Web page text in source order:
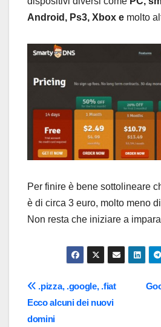
Android, Ps3, Xbox e molto
Per finire è bene sottolineare
è di circa 3 euro, molto meno
Non resta che iniziare a
Navigazione
articoli
.pizza, .google, .fiat
Ecco alcuni dei nuovi
domini